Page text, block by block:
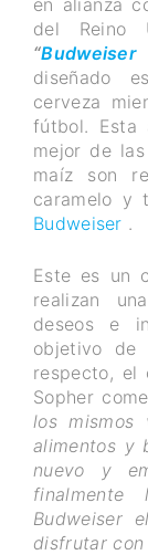
del Reino
“
diseñado
cerveza
fútbol. Esta
mejor de
maíz son
caramelo y
Budweiser .
Este es un
realizan
deseos e
objetivo de
respecto,
Sopher
los mismos
alimentos y
nuevo y
Budweiser
disfrutar